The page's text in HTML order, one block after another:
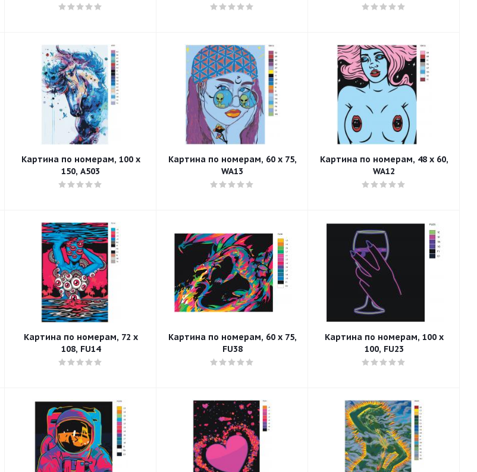
Картина по номерам, 100 x
150, A503
Картина по номерам, 60 x 75,
WA13
Картина по номерам, 48 x 60,
WA12
Картина по номерам, 72 x
108, FU14
Картина по номерам, 60 x 75,
FU38
Картина по номерам, 100 x
100, FU23